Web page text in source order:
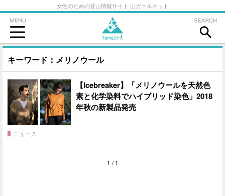
女性のための登山情報サイト 山ガールネット
キーワード：メリノウール
【Icebreaker】「メリノウールを天然色
素と化学染料でハイブリッド染色」2018
年秋の新製品発売
ニュース
1 / 1